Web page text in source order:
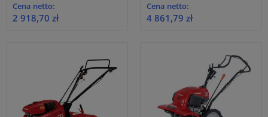
Cena netto:
2 918,70 zł
Cena netto:
4 861,79 zł